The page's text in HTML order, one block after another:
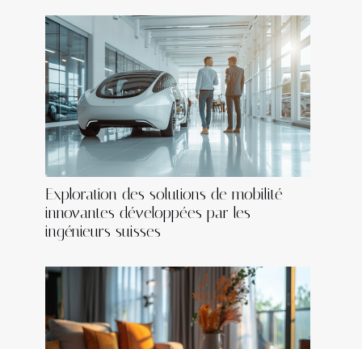
Exploration des solutions de mobilité
innovantes développées par les
ingénieurs suisses